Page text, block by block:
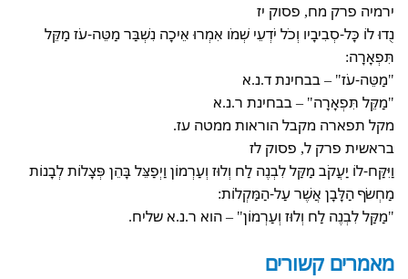
ירמיה פרק מח, פסוק יז
נֻדוּ לוֹ כָּל-סְבִיבָיו וְכֹל יֹדְעֵי שְׁמֹו אִמְרוּ אֵיכָה נִשְׁבַּר מַטֵּה-עֹז מַקֵּל
תִּפְאָרָה:
"מַטֵּה-עֹז" – בבחינת ד.נ.א
"מַקֵּל תִּפְאָרָה" – בבחינת ר.נ.א
מקל תפארה מקבל הוראות ממטה עז.
בראשית פרק ל, פסוק לז
וַיִּקַּח-לוֹ יַעֲקֹב מַקַּל לִבְנֶה לַח וְלוּז וְעַרְמוֹן וַיְפַצֵּל בָּהֵן פְּצָלוֹת לְבָנוֹת
מַחְשׂף הַלָּבָן אֲשֶׁר עַל-הַמַּקְלוֹת:
"מַקַּל לִבְנֶה לַח וְלוּז וְעַרְמוֹן" – הוא ר.נ.א שליח.
מאמרים קשורים